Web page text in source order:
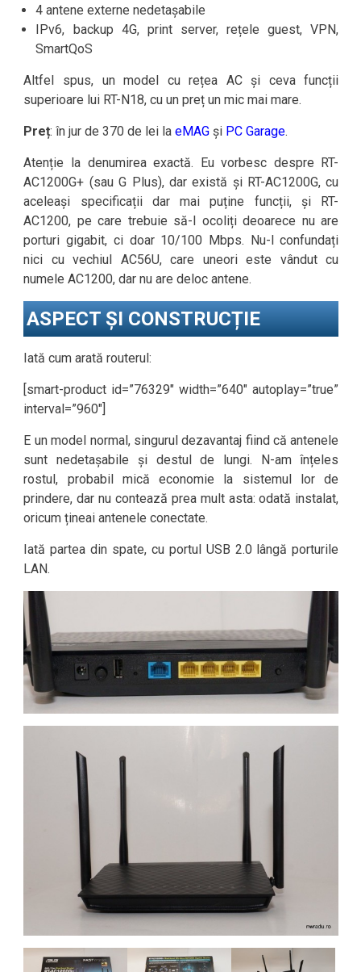
4 antene externe nedetașabile
IPv6, backup 4G, print server, rețele guest, VPN,
SmartQoS
Altfel spus, un model cu rețea AC și ceva funcții
superioare lui RT-N18, cu un preț un mic mai mare.
Preț: în jur de 370 de lei laeMAG și PC Garage.
Atenție la denumirea exactă. Eu vorbesc despre RT-
AC1200G+ (sau G Plus), dar există și RT-AC1200G, cu
aceleași specificații dar mai puține funcții, și RT-
AC1200, pe care trebuie să-l ocoliți deoarece nu are
porturi gigabit, ci doar 10/100 Mbps. Nu-l confundați
nici cu vechiul AC56U, care uneori este vândut cu
numele AC1200, dar nu are deloc antene.
ASPECT ȘI CONSTRUCȚIE
Iată cum arată routerul:
[smart-product id=”76329″ width=”640″ autoplay=”true”
interval=”960″]
E un model normal, singurul dezavantaj fiind că antenele
sunt nedetașabile și destul de lungi. N-am înțeles
rostul, probabil mică economie la sistemul lor de
prindere, dar nu contează prea mult asta: odată instalat,
oricum țineai antenele conectate.
Iată partea din spate, cu portul USB 2.0 lângă porturile
LAN.